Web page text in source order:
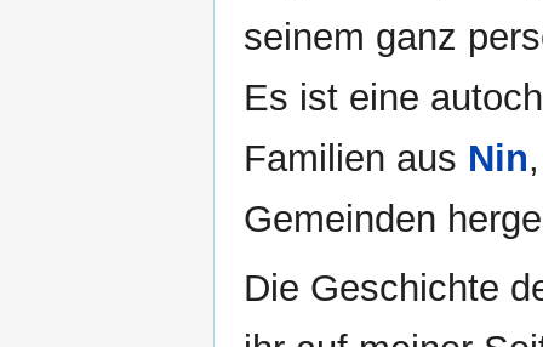
seinem ganz
Es ist eine
Familien aus Nin
Gemeinden
Die Geschichte